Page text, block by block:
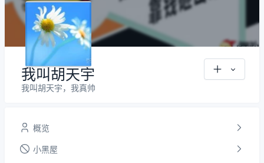
我叫胡天宇
我叫胡天宇，我真帅
概览
小黑屋